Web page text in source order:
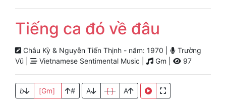
Tiếng ca đó về đâu
Châu Kỳ & Nguyễn Tiến Thịnh - năm: 1970 |
Trường
Vũ |
Vietnamese Sentimental Music | Gm | 97
b [Gm] # A [ ] A